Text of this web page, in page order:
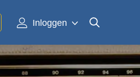
Inloggen